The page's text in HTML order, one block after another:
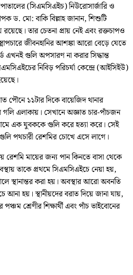
(সিএমসিএইচ) নিউরোসার্জারি ও
ড. মো: বাকি বিল্লাহ জানান, শিশুটি
রয়েছে। তার চেতনা প্রায় নেই এবং রক্তচাপও
জীবনহানির আশঙ্কা আরো বেড়ে যেতে
এখনই গুলি অপসারণ না করার সিদ্ধান্ত
নিবিড় পরিচর্যা কেন্দ্রে (আইসিইউ)
পৌনে ১১টার দিকে বায়েজিদ থানার
গলি এলাকায়। সেখানে অজ্ঞাত চার-পাঁচজন
এক যুবককে গুলি করে হত্যা করে। সেই
পথচারী রেশমির চোখে এসে লাগে।
রেশমি মায়ের জন্য পান কিনতে বাসা থেকে
তাকে প্রথমে সিএমসিএইচে নেয়া হয়,
স্থানান্তর করা হয়। অবস্থার আরো অবনতি
হয়। স্থানীয়দের বরাত দিয়ে জানা যায়,
পঞ্চম শ্রেণীর শিক্ষার্থী এবং পাঁচ ভাইবোনের